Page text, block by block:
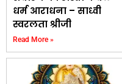
धर्म आराधना – साध्वी
स्वरलता श्रीजी
Read More »